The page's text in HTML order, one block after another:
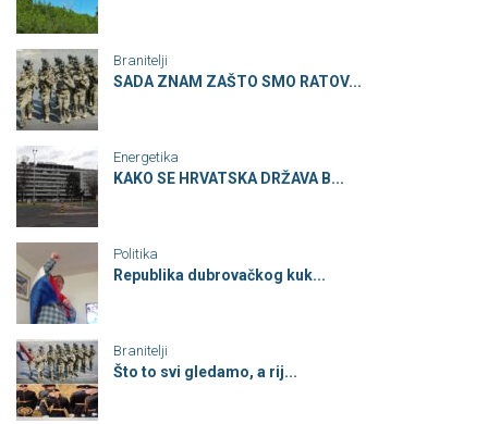
Branitelji
SADA ZNAM ZAŠTO SMO RATOV...
Energetika
KAKO SE HRVATSKA DRŽAVA B...
Politika
Republika dubrovačkog kuk...
Branitelji
Što to svi gledamo, a rij...